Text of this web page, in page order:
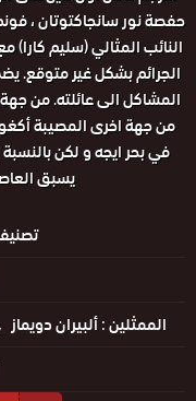
حفصة نور سانجاكتوتان ،
النائب المثالي (سليم
الجرائم بشكل غير متوقع.
المشاكل الى عائلته. من
من جهة اخرى المصيبة
في بحر ايجه و لكن
يسبق
الممثلين :ألبيران دويماز